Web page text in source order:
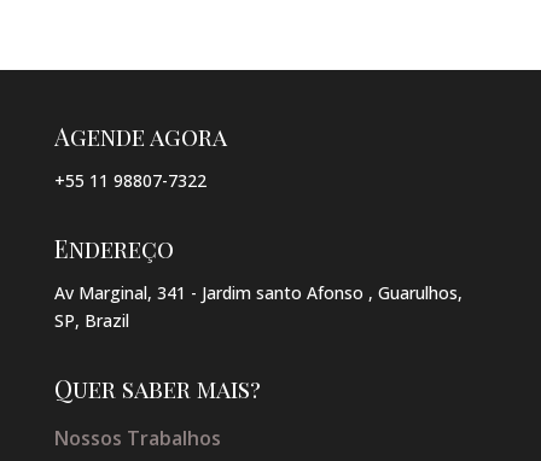
Agende agora
+55 11 98807-7322
Endereço
Av Marginal, 341 - Jardim santo Afonso , Guarulhos,
SP, Brazil
Quer saber mais?
Nossos Trabalhos